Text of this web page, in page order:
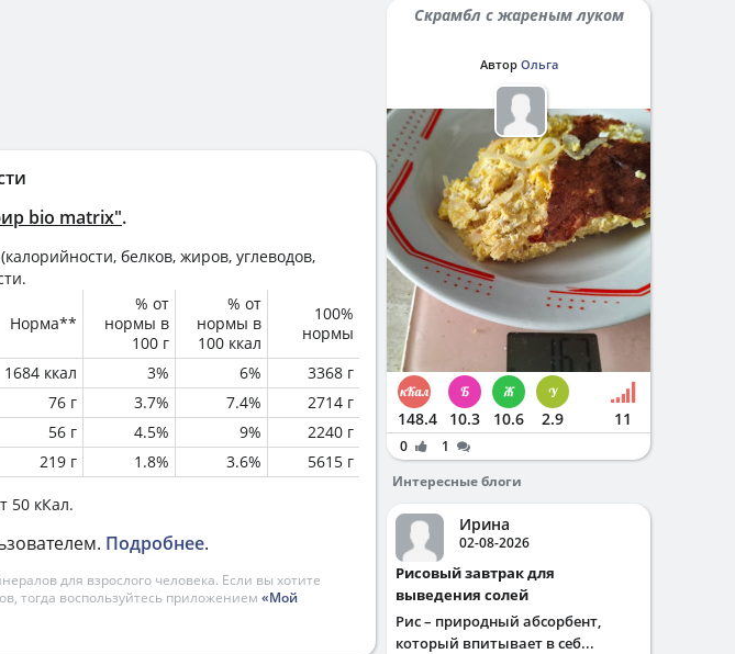
bio matrix".
белков, жиров, углеводов,
Норма**
% от
нормы в
100 г
% от
нормы в
100 ккал
100%
нормы
1684 ккал 3% 6%
3368 г
76 г 3.7% 7.4%
2714 г
56 г 4.5% 9%
2240 г
219 г 1.8% 3.6% 5615 г
50 кКал.
Подробнее.
для взрослого человека. Если вы хотите
тогда воспользуйтесь приложением «Мой
Скрамбл с жареным луком
Автор Ольга
148.4 10.3 10.6 2.9 11
0
1
Интересные блоги
Ирина
02-08-2026
Рисовый завтрак для
выведения солей
Рис – природный абсорбент,
который впитывает в себ...